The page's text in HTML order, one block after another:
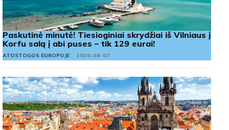
Paskutinė minutė! Tiesioginiai skrydžiai iš Vilniaus į
Korfu salą į abi puses – tik 129 eurai!
ATOSTOGOS EUROPOJE 2026-08-07